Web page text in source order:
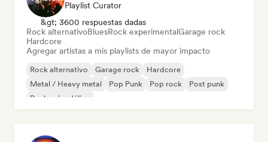
Playlist Curator
&gt; 3600 respuestas dadas
Rock alternativoBluesRock experimentalGarage rock
Hardcore
Agregar artistas a mis playlists de mayor impacto
Rock alternativo Garage rock
Hardcore
Metal / Heavy metal
Pop Punk Pop rock
Post punk
Rock psicodélico